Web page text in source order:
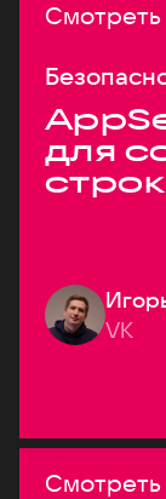
Смотреть
для
VK
Смотреть